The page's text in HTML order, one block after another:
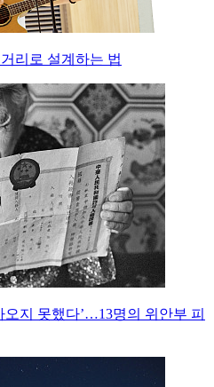
리로 설계하는 법
오지 못했다’…13명의 위안부 피